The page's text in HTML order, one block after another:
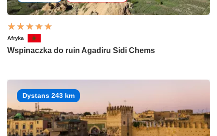
Afryka
Wspinaczka do ruin Agadiru Sidi Chems
Dystans 243 km